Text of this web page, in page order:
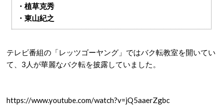
・植草克秀
・東山紀之
テレビ番組の「レッツゴーヤング」ではバク転教室を開いてい
て、3人が華麗なバク転を披露していました。
https://www.youtube.com/watch?v=jQ5aaerZgbc